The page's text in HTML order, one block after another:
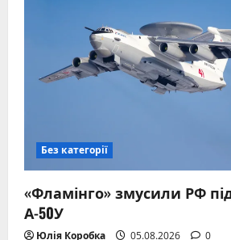
Без категорії
«Фламінго» змусили РФ
А-50У
Юлія Коробка 05.08.2026 0